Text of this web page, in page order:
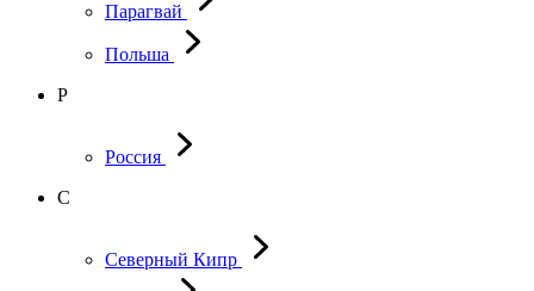
Парагвай
Польша
Р
Россия
С
Северный Кипр